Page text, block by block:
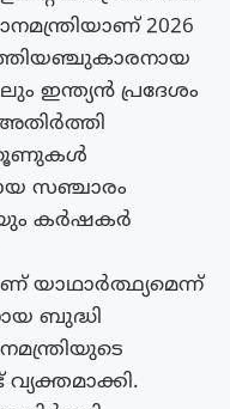
2026
ഇന്ത്യൻ പ്രദേശം
അതിർത്തി
തൂണുകൾ
സഞ്ചാരം
കർഷകർ
യാഥാർത്ഥ്യമെന്ന്
ബുദ്ധി